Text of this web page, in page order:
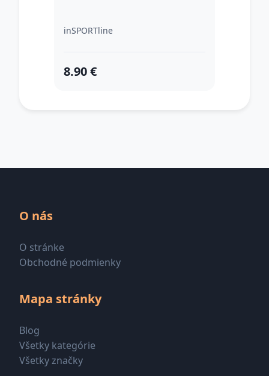
inSPORTline
8.90 €
O nás
O stránke
Obchodné podmienky
Mapa stránky
Blog
Všetky kategórie
Všetky značky